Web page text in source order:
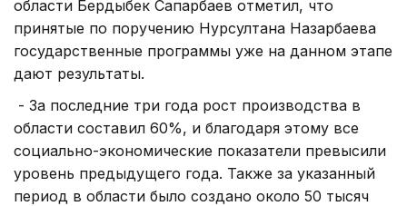
области Бердыбек Сапарбаев отметил, что
принятые по поручению Нурсултана Назарбаева
государственные программы уже на данном этапе
дают результаты.
- За последние три года рост производства в
области составил 60%, и благодаря этому все
социально-экономические показатели превысили
уровень предыдущего года. Также за указанный
период в области было создано около 50 тысяч